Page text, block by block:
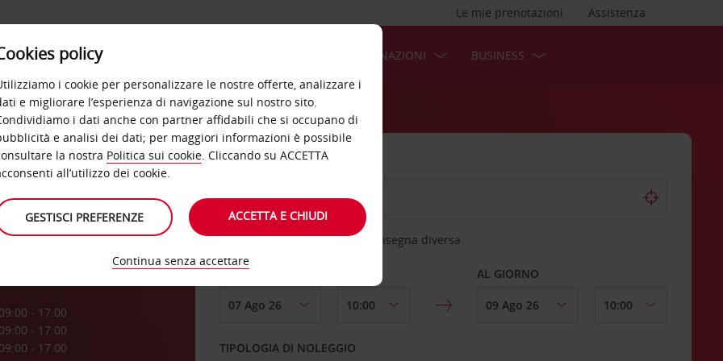
Assistenza
Le mie prenotazioni
OFFERTE DESTINAZIONI BUSINESS
09:00 - 17:00
09:00 - 17:00
09:00 - 17:00
Scegli una località di riconsegna diversa
DAL GIORNO AL GIORNO
TIPOLOGIA DI NOLEGGIO
policy
i cookie per personalizzare le nostre offerte, analizzare i
e migliorare l’esperienza di navigazione sul nostro sito.
i dati anche con partner affidabili che si occupano di
e analisi dei dati; per maggiori informazioni è possibile
la nostra Politica sui cookie. Cliccando su ACCETTA
all’utilizzo dei cookie.
GESTISCI PREFERENZE ACCETTA E CHIUDI
Continua senza accettare